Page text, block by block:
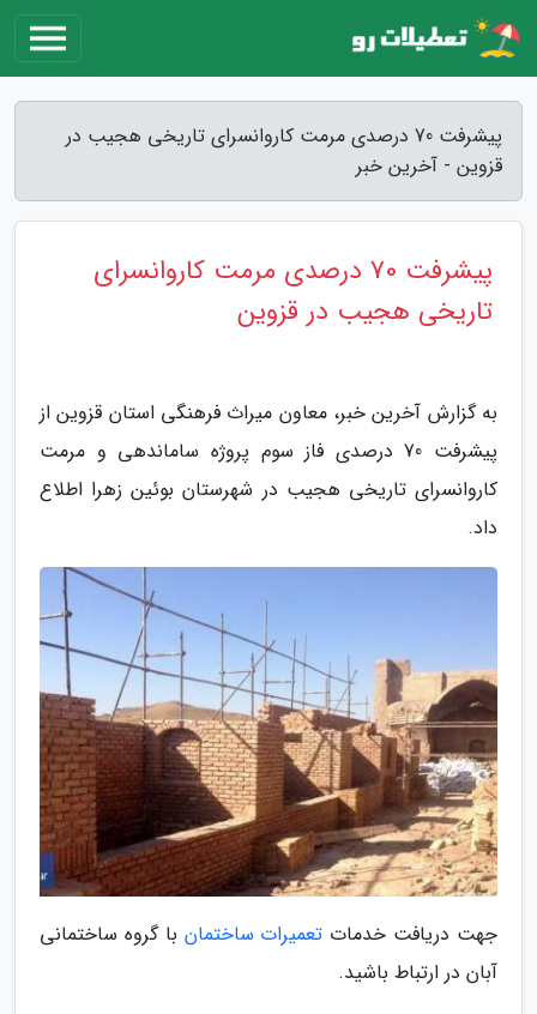
پیشرفت 70 درصدی مرمت کاروانسرای تاریخی هجیب در
قزوین - آخرین خبر
پیشرفت 70 درصدی مرمت کاروانسرای
تاریخی هجیب در قزوین
به گزارش آخرین خبر، معاون میراث فرهنگی استان قزوین از
پیشرفت 70 درصدی فاز سوم پروژه ساماندهی و مرمت
کاروانسرای تاریخی هجیب در شهرستان بوئین زهرا اطلاع
داد.
جهت دریافت خدمات تعمیرات ساختمان با گروه ساختمانی
آبان در ارتباط باشید.